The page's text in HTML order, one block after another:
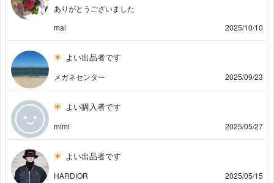
ありがとうございました
mai
2025/10/10
よい出品者です
メガネセンター 2025/09/23
よい購入者です
mimi 2025/05/27
よい出品者です
HARDIOR 2025/05/15